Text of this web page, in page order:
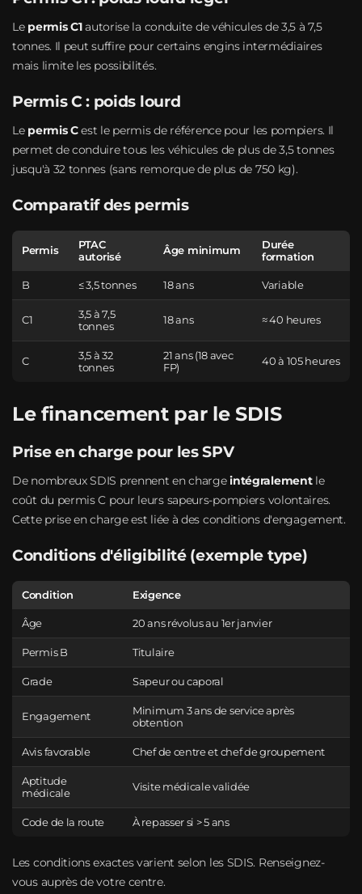
Le permis C1autorise la conduite de véhicules de 3,5 à 7,5
tonnes. Il peut suffire pour certains engins intermédiaires
mais limite les possibilités.
Permis C : poids lourd
Le permis Cest le permis de référence pour les pompiers. Il
permet de conduire tous les véhicules de plus de 3,5 tonnes
jusqu'à 32 tonnes (sans remorque de plus de 750 kg).
Comparatif des permis
Permis
PTAC
autorisé
Âge minimum
Durée
formation
B ≤ 3,5 tonnes 18 ans Variable
C1
3,5 à 7,5
tonnes
18 ans ≈ 40 heures
C
3,5 à 32
tonnes
21 ans (18 avec
FP)
40 à 105 heures
Le financement par le SDIS
Prise en charge pour les SPV
De nombreux SDIS prennent en chargeintégralementle
coût du permis C pour leurs sapeurs-pompiers volontaires.
Cette prise en charge est liée à des conditions d'engagement.
Conditions d'éligibilité (exemple type)
Condition Exigence
Âge 20 ans révolus au 1er janvier
Permis B Titulaire
Grade Sapeur ou caporal
Engagement
Minimum 3 ans de service après
obtention
Avis favorable Chef de centre et chef de groupement
Aptitude
médicale
Visite médicale validée
Code de la route À repasser si > 5 ans
Les conditions exactes varient selon les SDIS. Renseignez-
vous auprès de votre centre.